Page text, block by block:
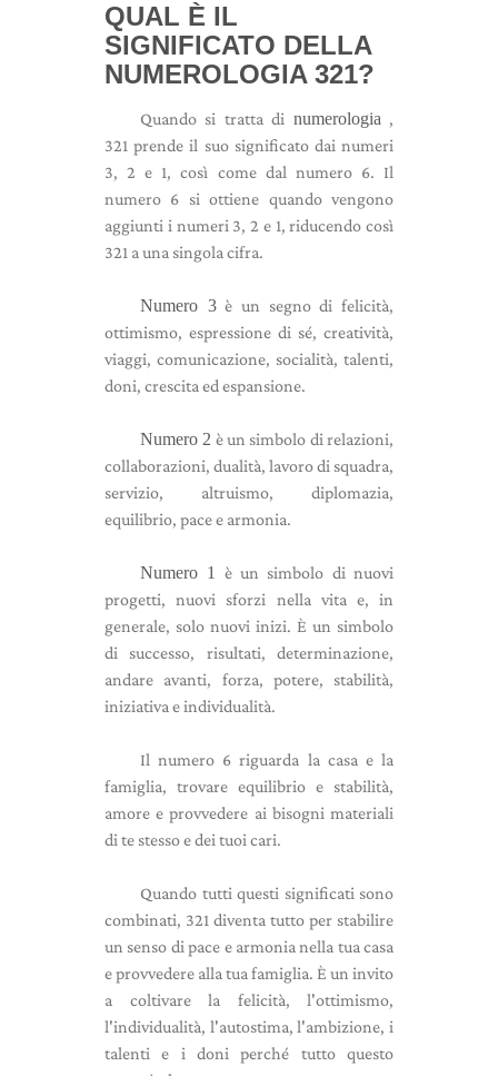
QUAL È IL
SIGNIFICATO DELLA
NUMEROLOGIA 321?
Quando si tratta di numerologia ,
321 prende il suo significato dai numeri
3, 2 e 1, così come dal numero 6. Il
numero 6 si ottiene quando vengono
aggiunti i numeri 3, 2 e 1, riducendo così
321 a una singola cifra.
Numero 3è un segno di felicità,
ottimismo, espressione di sé, creatività,
viaggi, comunicazione, socialità, talenti,
doni, crescita ed espansione.
Numero 2 è un simbolo di relazioni,
collaborazioni, dualità, lavoro di squadra,
servizio, altruismo, diplomazia,
equilibrio, pace e armonia.
Numero 1
è un simbolo di nuovi
progetti, nuovi sforzi nella vita e, in
generale, solo nuovi inizi. È un simbolo
di successo, risultati, determinazione,
andare avanti, forza, potere, stabilità,
iniziativa e individualità.
Il numero 6 riguarda la casa e la
famiglia, trovare equilibrio e stabilità,
amore e provvedere ai bisogni materiali
di te stesso e dei tuoi cari.
Quando tutti questi significati sono
combinati, 321 diventa tutto per stabilire
un senso di pace e armonia nella tua casa
e provvedere alla tua famiglia. È un invito
a coltivare la felicità, l'ottimismo,
l'individualità, l'autostima, l'ambizione, i
talenti e i doni perché tutto questo